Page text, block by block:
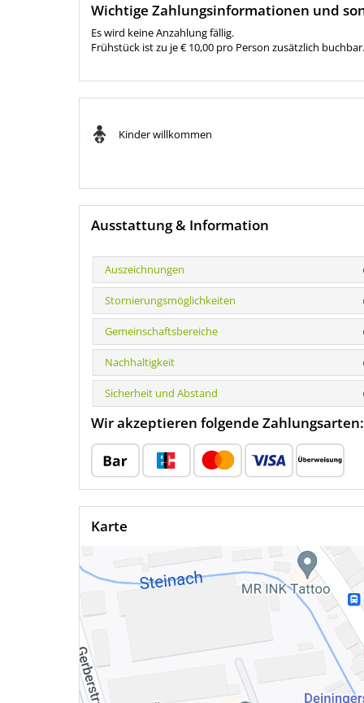
Wichtige Zahlungsinformationen und
Es wird keine Anzahlung fällig.
Frühstück ist zu je € 10,00 pro Person zusätzlich buchbar.
Kinder willkommen
Ausstattung & Information
Auszeichnungen
Stornierungsmöglichkeiten
Gemeinschaftsbereiche
Nachhaltigkeit
Sicherheit und Abstand
Wir akzeptieren folgende Zahlungsarten:
Karte